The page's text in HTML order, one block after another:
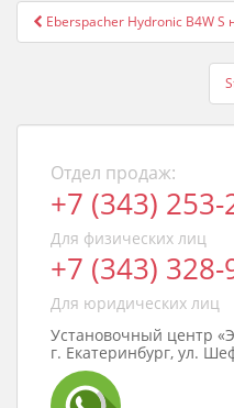
Post
navigation
Eberspacher Hydronic B4W S
Отдел продаж:
+7 (343) 253-
Для физических лиц
+7 (343) 328-
Для юридических лиц
Установочный центр
г. Екатеринбург, ул.